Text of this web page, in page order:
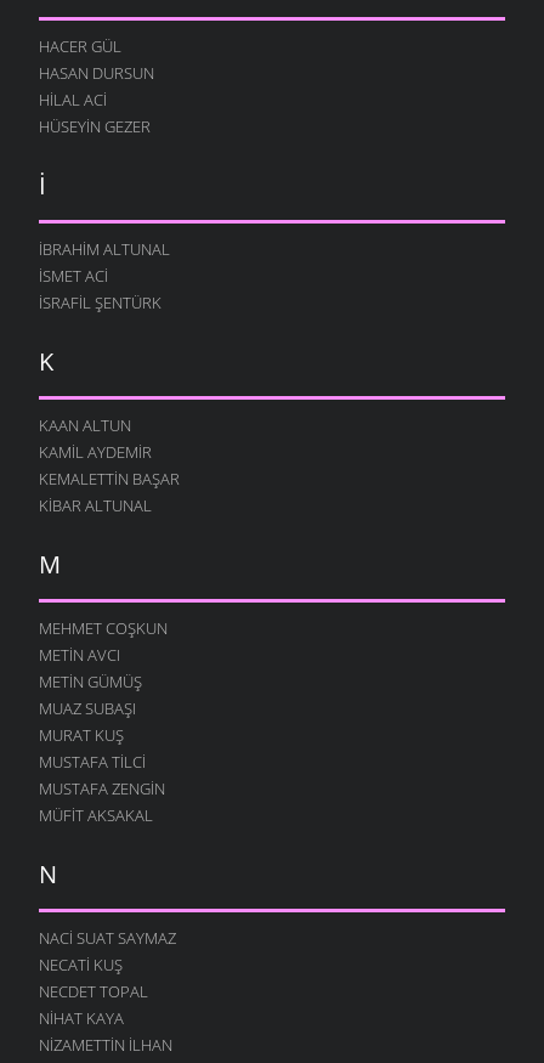
HACER GÜL
HASAN DURSUN
HILAL ACI
HÜSEYIN GEZER
İ
İBRAHIM ALTUNAL
İSMET ACI
İSRAFIL ŞENTÜRK
K
KAAN ALTUN
KAMIL AYDEMIR
KEMALETTIN BAŞAR
KIBAR ALTUNAL
M
MEHMET COŞKUN
METIN AVCI
METIN GÜMÜŞ
MUAZ SUBAŞI
MURAT KUŞ
MUSTAFA TILCI
MUSTAFA ZENGIN
MÜFIT AKSAKAL
N
NACI SUAT SAYMAZ
NECATI KUŞ
NECDET TOPAL
NIHAT KAYA
NIZAMETTIN İLHAN